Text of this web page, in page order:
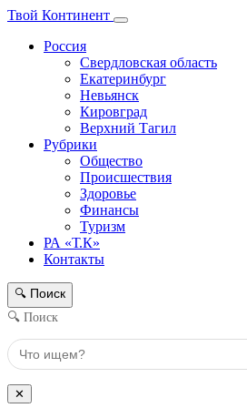
Твой Континент
Россия
Свердловская область
Екатеринбург
Невьянск
Кировград
Верхний Тагил
Рубрики
Общество
Происшествия
Здоровье
Финансы
Туризм
РА «Т.К»
Контакты
🔍 Поиск
🔍 Поиск
✕